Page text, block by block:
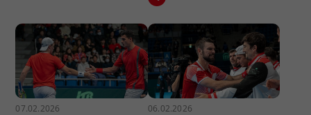
07.02.2026 06.02.2026